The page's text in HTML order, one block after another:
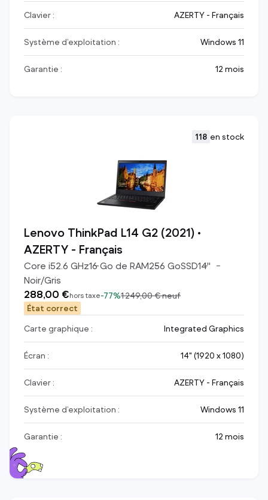
Clavier : AZERTY - Français
Système d’exploitation : Windows 11
Garantie : 12 mois
118 en stock
Lenovo ThinkPad L14 G2 (2021) •
AZERTY - Français
Core i52.6 GHz16Go de RAM256 GoSSD14"
Noir/Gris
288,00 €hors taxe-77%1 249,00 €neuf
État correct
Carte graphique :
Integrated Graphics
Écran : 14" (1920 x 1080)
Clavier : AZERTY - Français
Système d’exploitation : Windows 11
Garantie : 12 mois